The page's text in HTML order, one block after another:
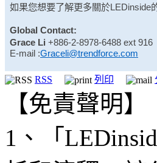
如果您想要了解更多關於LEDinside
Global Contact:
Grace Li +886-2-8978-6488 ext 916
E-mail :Graceli@trendforce.com
RSS 列印
【免責聲明】
1、「